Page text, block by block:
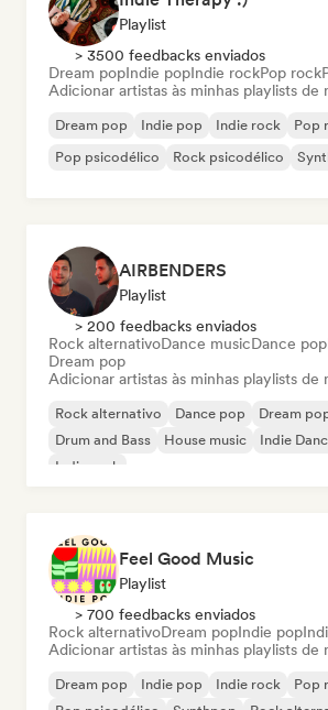
Playlist
> 3500 feedbacks enviados
Dream popIndie popIndie rockPop rock
Adicionar artistas às minhas playlists de
Dream pop Indie pop Indie rock
Pop
Pop psicodélico
Rock psicodélico
AIRBENDERS
Playlist
> 200 feedbacks enviados
Rock alternativoDance musicDance pop
Dream pop
Adicionar artistas às minhas playlists de
Rock alternativo Dance pop
Dream
Drum and Bass
House music Indie
Indie rock
Feel Good Music
Playlist
> 700 feedbacks enviados
Rock alternativoDream popIndie pop
Adicionar artistas às minhas playlists de
Dream pop Indie pop Indie rock
Pop